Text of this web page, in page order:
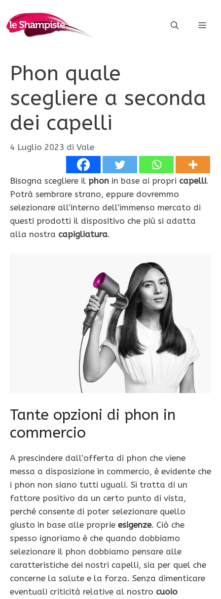
contenuto
Phon quale
scegliere a seconda
dei capelli
4 Luglio 2023 di Vale
Bisogna scegliere il phon in base ai propri capelli.
Potrà sembrare strano, eppure dovremmo
selezionare all’interno dell’immenso mercato di
questi prodotti il dispositivo che più si adatta
alla nostra capigliatura.
Tante opzioni di phon in
commercio
A prescindere dall’offerta di phon che viene
messa a disposizione in commercio, è evidente che
i phon non siano tutti uguali. Si tratta di un
fattore positivo da un certo punto di vista,
perché consente di poter selezionare quello
giusto in base alle proprie esigenze. Ciò che
spesso ignoriamo è che quando dobbiamo
selezionare il phon dobbiamo pensare alle
caratteristiche dei nostri capelli, sia per quel che
concerne la salute e la forza. Senza dimenticare
eventuali criticità relative al nostro cuoio